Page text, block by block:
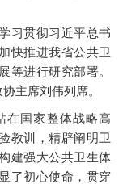
习贯彻习近平总书
快推进我省公共卫
等进行研究部署。
主席刘伟列席。
国家整体战略高
教训，精辟阐明卫
建强大公共卫生体
了初心使命，贯穿